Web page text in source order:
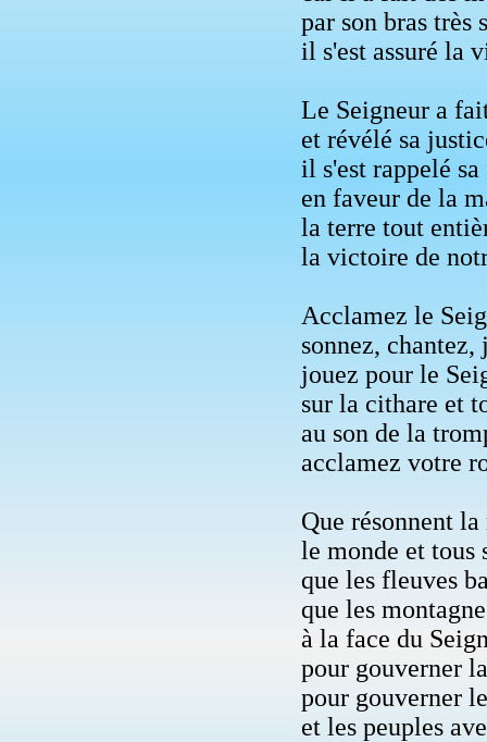
par son bras très
il s'est assuré la
Le Seigneur a
et révélé sa
il s'est rappelé
en faveur de la
la terre tout
la victoire de
Acclamez le
sonnez, chantez,
jouez pour le
sur la cithare et
au son de la
acclamez votre
Que résonnent
le monde et tous
que les fleuves
que les
à la face du
pour gouverner
pour gouverner
et les peuples